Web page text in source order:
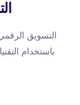
التسويق
باستخدام